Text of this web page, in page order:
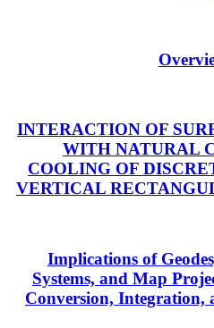
INTERACTION OF
WITH NATURAL
COOLING OF
VERTICAL
Implications of
Systems, and Map
Conversion, Integration,